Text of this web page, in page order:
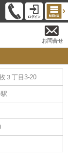
お問合せ
３丁目3-20